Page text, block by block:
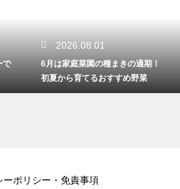
2026.08.01
月は家庭菜園の種まきの適期！
初夏から育てるおすすめ野菜
4月に
ーポリシー・免責事項